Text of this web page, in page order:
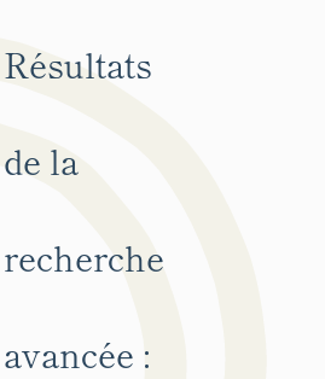
Résultats
de la
recherche
avancée :